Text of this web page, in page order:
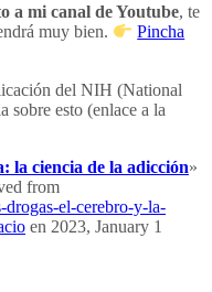
a mi canal de Youtube, te
muy bien.
Pincha
del NIH (National
sobre esto (enlace a la
la ciencia de la adicción»
from
drogas-el-cerebro-y-la-
en 2023, January 1